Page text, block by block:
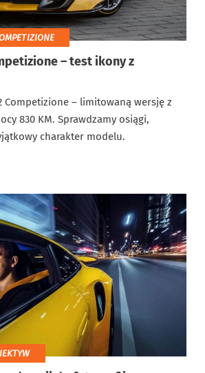
– test ikony z
Competizione – limitowaną wersję z
830 KM. Sprawdzamy osiągi,
charakter modelu.